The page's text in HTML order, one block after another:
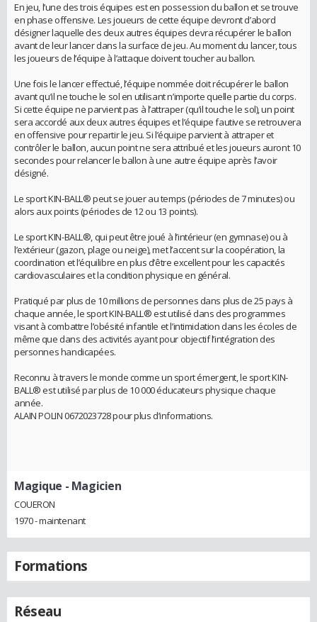
En jeu, l’une des trois équipes est en possession du ballon et se trouve
en phase offensive. Les joueurs de cette équipe devront d’abord
désigner laquelle des deux autres équipes devra récupérer le ballon
avant de leur lancer dans la surface de jeu. Au moment du lancer, tous
les joueurs de l’équipe à l’attaque doivent toucher au ballon.
Une fois le lancer effectué, l’équipe nommée doit récupérer le ballon
avant qu’il ne touche le sol en utilisant n’importe quelle partie du corps.
Si cette équipe ne parvient pas à l’attraper (qu’il touche le sol), un point
sera accordé aux deux autres équipes et l’équipe fautive se retrouvera
en offensive pour repartir le jeu. Si l’équipe parvient à attraper et
contrôler le ballon, aucun point ne sera attribué et les joueurs auront 10
secondes pour relancer le ballon à une autre équipe après l’avoir
désigné.
Le sport KIN-BALL® peut se jouer au temps (périodes de 7 minutes) ou
alors aux points (périodes de 12 ou 13 points).
Le sport KIN-BALL®, qui peut être joué à l’intérieur (en gymnase) ou à
l’extérieur (gazon, plage ou neige), met l’accent sur la coopération, la
coordination et l’équilibre en plus d’être excellent pour les capacités
cardiovasculaires et la condition physique en général.
Pratiqué par plus de 10 millions de personnes dans plus de 25 pays à
chaque année, le sport KIN-BALL® est utilisé dans des programmes
visant à combattre l’obésité infantile et l’intimidation dans les écoles de
même que dans des activités ayant pour objectif l’intégration des
personnes handicapées.
Reconnu à travers le monde comme un sport émergent, le sport KIN-
BALL® est utilisé par plus de 10 000 éducateurs physique chaque
année.
ALAIN POLIN 0672023728 pour plus d’informations.
Magique - Magicien
COUERON
1970 - maintenant
Formations
Réseau